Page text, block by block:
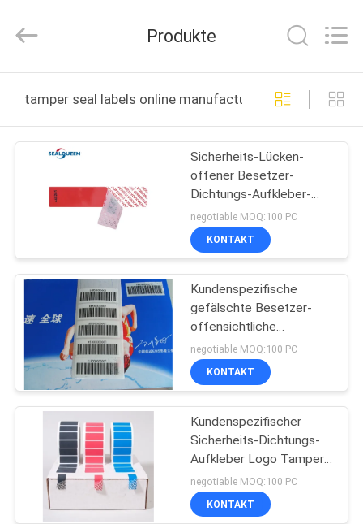
PRODUKTE
ÜBER
FABRIK-
AUSFLUG
QUALITÄTSKONTROLLE
TRETEN
Material
Rights
Produkte
tamper seal labels online manufacture
Sicherheits-Lücken-
offener Besetzer-
Dichtungs-Aufkleber-
Aufkleber
negotiable MOQ:100 PC
KONTAKT
Kundenspezifische
gefälschte Besetzer-
offensichtliche
Sicherheits-Aufkleber-
Antilücken-offener
Dichtungs-Aufkleber
negotiable MOQ:100 PC
KONTAKT
Kundenspezifischer
Sicherheits-Dichtungs-
Aufkleber Logo Tamper
Evident Label Selfs
klebender
negotiable MOQ:100 PC
KONTAKT